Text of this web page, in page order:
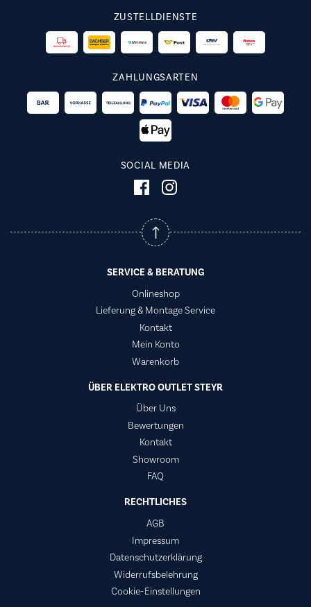
ZUSTELLDIENSTE
ZAHLUNGSARTEN
SOCIAL MEDIA
SERVICE & BERATUNG
Onlineshop
Lieferung & Montage Service
Kontakt
Mein Konto
Warenkorb
ÜBER ELEKTRO OUTLET STEYR
Über Uns
Bewertungen
Kontakt
Showroom
FAQ
RECHTLICHES
AGB
Impressum
Datenschutzerklärung
Widerrufsbelehrung
Cookie-Einstellungen